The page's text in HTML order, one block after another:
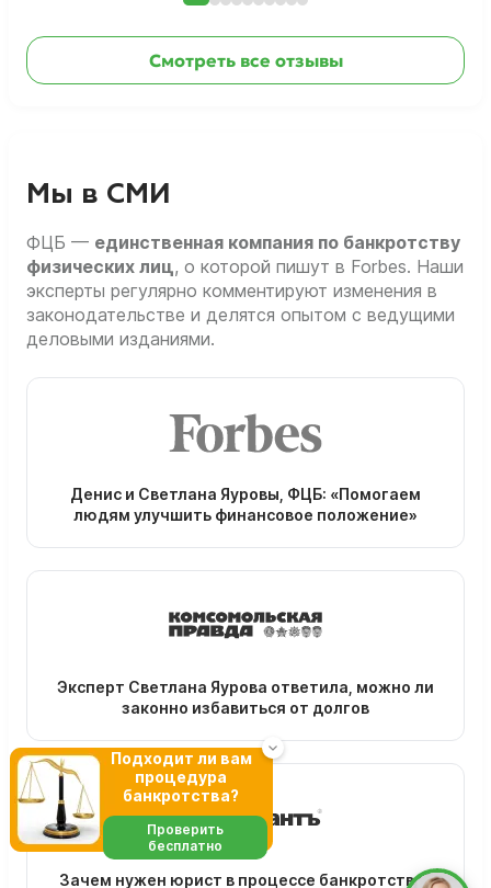
Смотреть все отзывы
Мы в СМИ
ФЦБ — единственная компания по банкротству
физических лиц, о которой пишут в Forbes. Наши
эксперты регулярно комментируют изменения в
законодательстве и делятся опытом с ведущими
деловыми изданиями.
Денис и Светлана Яуровы, ФЦБ: «Помогаем
людям улучшить финансовое положение»
Эксперт Светлана Яурова ответила, можно ли
законно избавиться от долгов
Зачем нужен юрист в процессе банкротства?
Подходит ли вам
процедура
банкротства?
Проверить
бесплатно